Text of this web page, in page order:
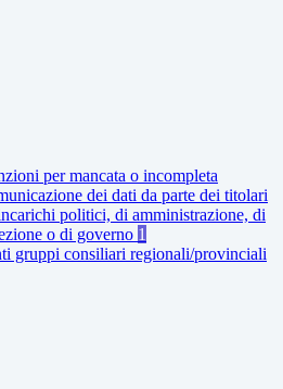
per mancata o incompleta
dei dati da parte dei titolari
politici, di amministrazione, di
o di governo 1
gruppi consiliari regionali/provinciali